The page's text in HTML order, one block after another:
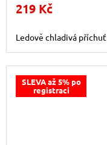
219 Kč
Ledově chladivá
SLEVA až 5% po
registraci